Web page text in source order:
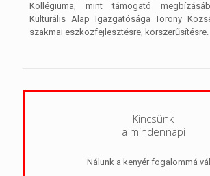
Kollégiuma, mint támogató
Kulturális Alap Igazgatósága Torony
szakmai eszközfejlesztésre, korszerűsítésre.
Kincsünk
a mindennapi
Nálunk a kenyér fogalommá